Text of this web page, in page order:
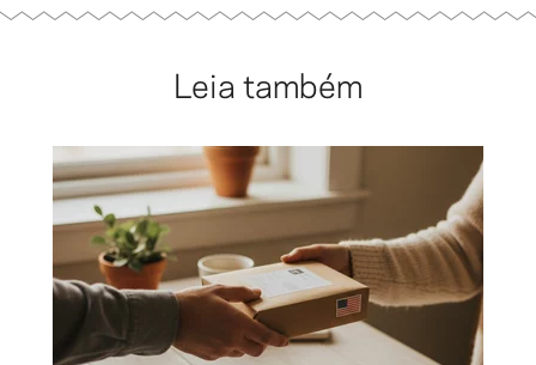
Leia também